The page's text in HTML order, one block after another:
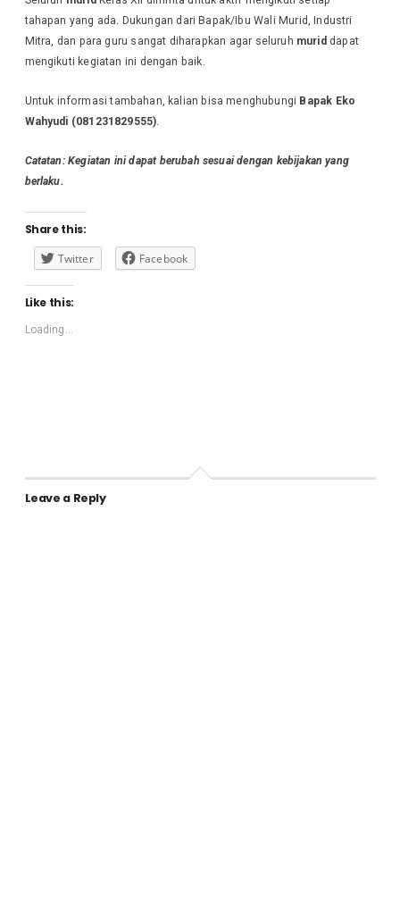
tahapan yang ada. Dukungan dari Bapak/Ibu Wali Murid, Industri
Mitra, dan para guru sangat diharapkan agar seluruh murid dapat
mengikuti kegiatan ini dengan baik.
Untuk informasi tambahan, kalian bisa menghubungi Bapak Eko
Wahyudi (081231829555).
Catatan: Kegiatan ini dapat berubah sesuai dengan kebijakan yang
berlaku.
Share this:
Twitter
Facebook
Like this:
Loading...
Leave a Reply